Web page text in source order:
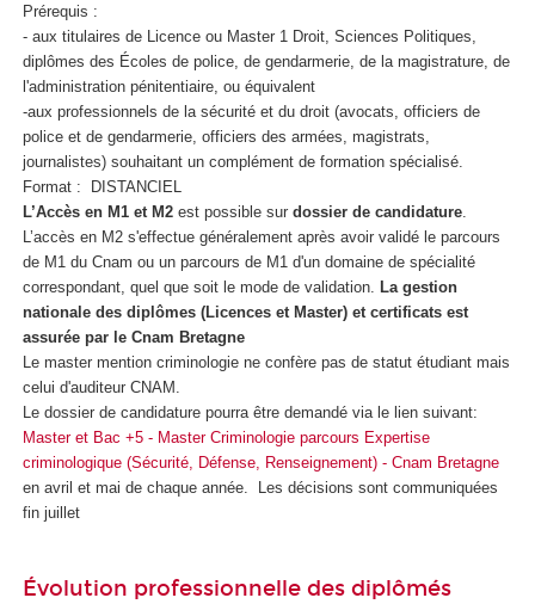
Prérequis :
- aux titulaires de Licence ou Master 1 Droit, Sciences Politiques,
diplômes des Écoles de police, de gendarmerie, de la magistrature, de
l'administration pénitentiaire, ou équivalent
-aux professionnels de la sécurité et du droit (avocats, officiers de
police et de gendarmerie, officiers des armées, magistrats,
journalistes) souhaitant un complément de formation spécialisé.
Format : DISTANCIEL
L’Accès en M1 et M2 est possible sur dossier de candidature
L’accès en M2 s'effectue généralement après avoir validé le parcours
de M1 du Cnam ou un parcours de M1 d'un domaine de spécialité
correspondant, quel que soit le mode de validation. La gestion
nationale des diplômes (Licences et Master) et certificats est
assurée par le Cnam Bretagne
Le master mention criminologie ne confère pas de statut étudiant mais
celui d'auditeur CNAM.
Le dossier de candidature pourra être demandé via le lien suivant:
Master et Bac +5 - Master Criminologie parcours Expertise
criminologique (Sécurité, Défense, Renseignement) - Cnam Bretagne
en avril et mai de chaque année. Les décisions sont communiquées
fin juillet
Évolution professionnelle des diplômés